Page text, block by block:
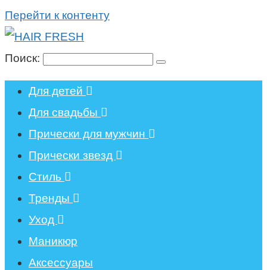
Перейти к контенту
Поиск:
Для детей
Для свадьбы
Прически для мужчин
Прически звезд
Стиль
Тренды
Уход
Маникюр
Аксессуары